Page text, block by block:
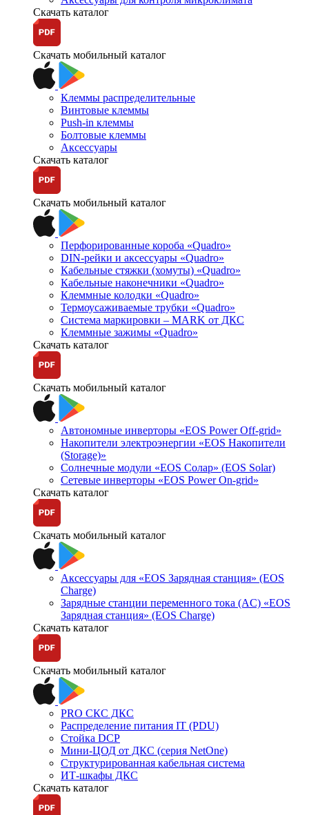
Скачать каталог
Скачать мобильный каталог
Клеммы распределительные
Винтовые клеммы
Push-in клеммы
Болтовые клеммы
Аксессуары
Скачать каталог
Скачать мобильный каталог
Перфорированные короба «Quadro»
DIN-рейки и аксессуары «Quadro»
Кабельные стяжки (хомуты) «Quadro»
Кабельные наконечники «Quadro»
Клеммные колодки «Quadro»
Термоусаживаемые трубки «Quadro»
Система маркировки – MARK от ДКС
Клеммные зажимы «Quadro»
Скачать каталог
Скачать мобильный каталог
Автономные инверторы «EOS Power Off-grid»
Накопители электроэнергии «EOS Накопители
(Storage)»
Солнечные модули «EOS Солар» (EOS Solar)
Сетевые инверторы «EOS Power On-grid»
Скачать каталог
Скачать мобильный каталог
Аксессуары для «EOS Зарядная станция» (EOS
Charge)
Зарядные станции переменного тока (AC) «EOS
Зарядная станция» (EOS Charge)
Скачать каталог
Скачать мобильный каталог
PRO СКС ДКС
Распределение питания IT (PDU)
Стойка DCP
Мини-ЦОД от ДКС (серия NetOne)
Структурированная кабельная система
ИТ-шкафы ДКС
Скачать каталог